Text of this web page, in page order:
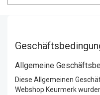
Allgemeine
Diese Allgemeinen
Webshop Keurmerk